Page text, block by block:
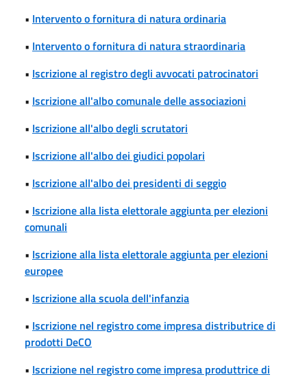
• Intervento o fornitura di natura ordinaria
• Intervento o fornitura di natura straordinaria
• Iscrizione al registro degli avvocati patrocinatori
• Iscrizione all'albo comunale delle associazioni
• Iscrizione all'albo degli scrutatori
• Iscrizione all'albo dei giudici popolari
• Iscrizione all'albo dei presidenti di seggio
• Iscrizione alla lista elettorale aggiunta per elezioni
comunali
• Iscrizione alla lista elettorale aggiunta per elezioni
europee
• Iscrizione alla scuola dell'infanzia
• Iscrizione nel registro come impresa distributrice di
prodotti DeCO
• Iscrizione nel registro come impresa produttrice di